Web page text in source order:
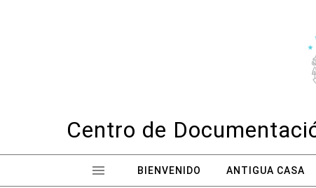
Centro de
BIENVENIDO ANTIGUA CASA